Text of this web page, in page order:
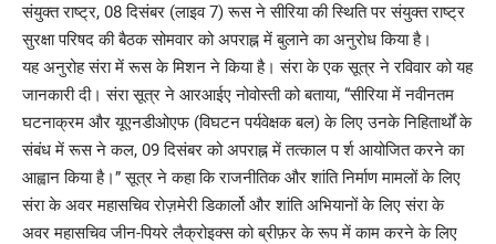
संयुक्त राष्ट्र, 08 दिसंबर (लाइव 7) रूस ने सीरिया की स्थिति पर संयुक्त राष्ट्र
सुरक्षा परिषद की बैठक सोमवार को अपराह्न में बुलाने का अनुरोध किया है।
यह अनुरोह संरा में रूस के मिशन ने किया है। संरा के एक सूत्र ने रविवार को यह
जानकारी दी। संरा सूत्र ने आरआईए नोवोस्ती को बताया, “सीरिया में नवीनतम
घटनाक्रम और यूएनडीओएफ (विघटन पर्यवेक्षक बल) के लिए उनके निहितार्थों के
संबंध में रूस ने कल, 09 दिसंबर को अपराह्न में तत्काल प र्श आयोजित करने का
आह्वान किया है।” सूत्र ने कहा कि राजनीतिक और शांति निर्माण मामलों के लिए
संरा के अवर महासचिव रोज़मेरी डिकार्लो और शांति अभियानों के लिए संरा के
अवर महासचिव जीन-पियरे लैक्रोइक्स को ब्रीफ़र के रूप में काम करने के लिए